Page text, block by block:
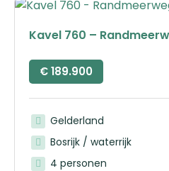
Kavel 760 –
€189.900
Gelderland
Bosrijk / waterrijk
4 personen